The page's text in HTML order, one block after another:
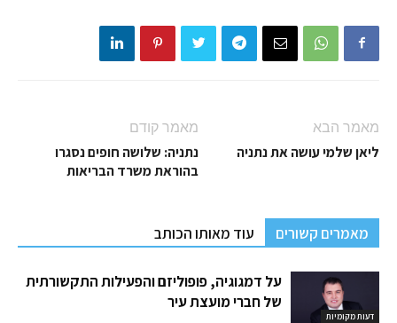
מאמר קודם
נתניה: שלושה חופים נסגרו
בהוראת משרד הבריאות
מאמר הבא
ליאן שלמי עושה את נתניה
מאמרים קשורים עוד מאותו הכותב
דעות מקומיות
על דמגוגיה, פופוליזם והפעילות התקשורתית
של חברי מועצת עיר